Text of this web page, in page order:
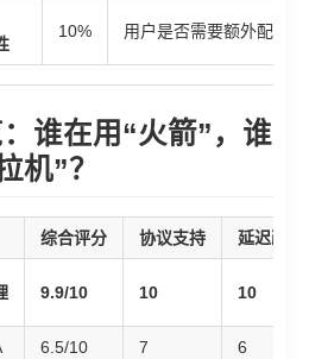
10% 用户是否需要额外配置
谁在用“火箭”，谁
机”？
综合评分 协议支持 延迟改善
9.9/10 10 10
6.5/10 7 6